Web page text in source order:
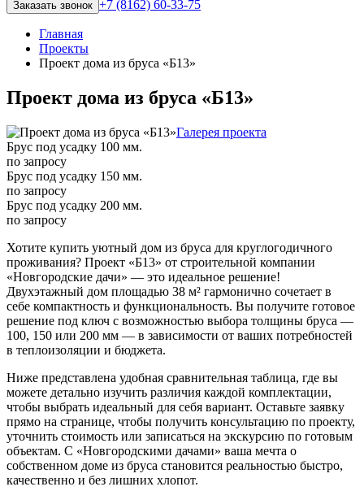
Заказать звонок +7 (8162) 60-33-75
Главная
Проекты
Проект дома из бруса «Б13»
Проект дома из бруса «Б13»
Галерея проекта
Брус под усадку 100 мм.
по запросу
Брус под усадку 150 мм.
по запросу
Брус под усадку 200 мм.
по запросу
Хотите купить уютный дом из бруса для круглогодичного
проживания? Проект «Б13» от строительной компании
«Новгородские дачи» — это идеальное решение!
Двухэтажный дом площадью 38 м² гармонично сочетает в
себе компактность и функциональность. Вы получите готовое
решение под ключ с возможностью выбора толщины бруса —
100, 150 или 200 мм — в зависимости от ваших потребностей
в теплоизоляции и бюджета.
Ниже представлена удобная сравнительная таблица, где вы
можете детально изучить различия каждой комплектации,
чтобы выбрать идеальный для себя вариант. Оставьте заявку
прямо на странице, чтобы получить консультацию по проекту,
уточнить стоимость или записаться на экскурсию по готовым
объектам. С «Новгородскими дачами» ваша мечта о
собственном доме из бруса становится реальностью быстро,
качественно и без лишних хлопот.